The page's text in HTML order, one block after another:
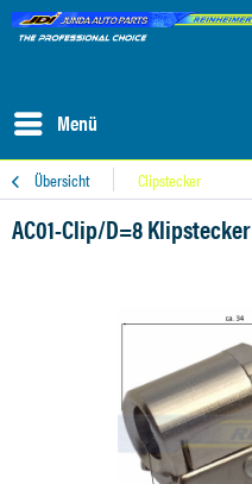
Menü
Übersicht Clipstecker
AC01-Clip/D=8 Klipstecker